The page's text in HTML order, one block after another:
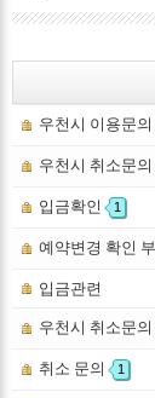
우천시 이용문의
우천시 취소문의
입금확인 1
예약변경 확인
입금관련
우천시 취소문의
취소 문의 1